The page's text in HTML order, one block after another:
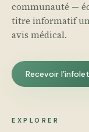
communauté —
titre informatif
avis médical.
Recevoir
EXPLORER